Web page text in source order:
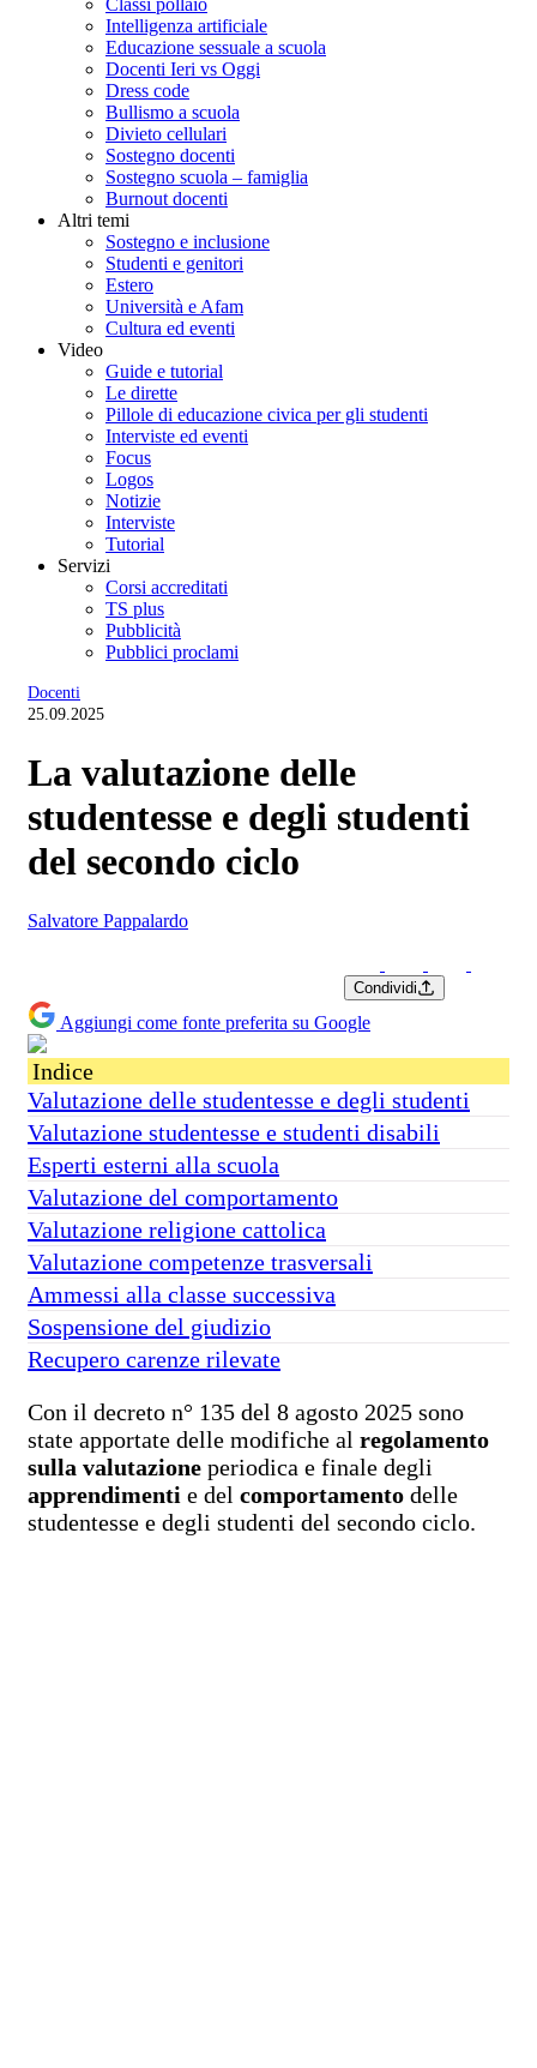
Classi pollaio
Intelligenza artificiale
Educazione sessuale a scuola
Docenti Ieri vs Oggi
Dress code
Bullismo a scuola
Divieto cellulari
Sostegno docenti
Sostegno scuola – famiglia
Burnout docenti
Altri temi
Sostegno e inclusione
Studenti e genitori
Estero
Università e Afam
Cultura ed eventi
Video
Guide e tutorial
Le dirette
Pillole di educazione civica per gli studenti
Interviste ed eventi
Focus
Logos
Notizie
Interviste
Tutorial
Servizi
Corsi accreditati
TS plus
Pubblicità
Pubblici proclami
Docenti
25.09.2025
La valutazione delle
studentesse e degli studenti
del secondo ciclo
Salvatore Pappalardo
Condividi
Aggiungi come fonte preferita su Google
Indice
Valutazione delle studentesse e degli studenti
Valutazione studentesse e studenti disabili
Esperti esterni alla scuola
Valutazione del comportamento
Valutazione religione cattolica
Valutazione competenze trasversali
Ammessi alla classe successiva
Sospensione del giudizio
Recupero carenze rilevate
Con il decreto n° 135 del 8 agosto 2025 sono
state apportate delle modifiche al regolamento
sulla valutazione periodica e finale degli
apprendimenti e del comportamento delle
studentesse e degli studenti del secondo ciclo.